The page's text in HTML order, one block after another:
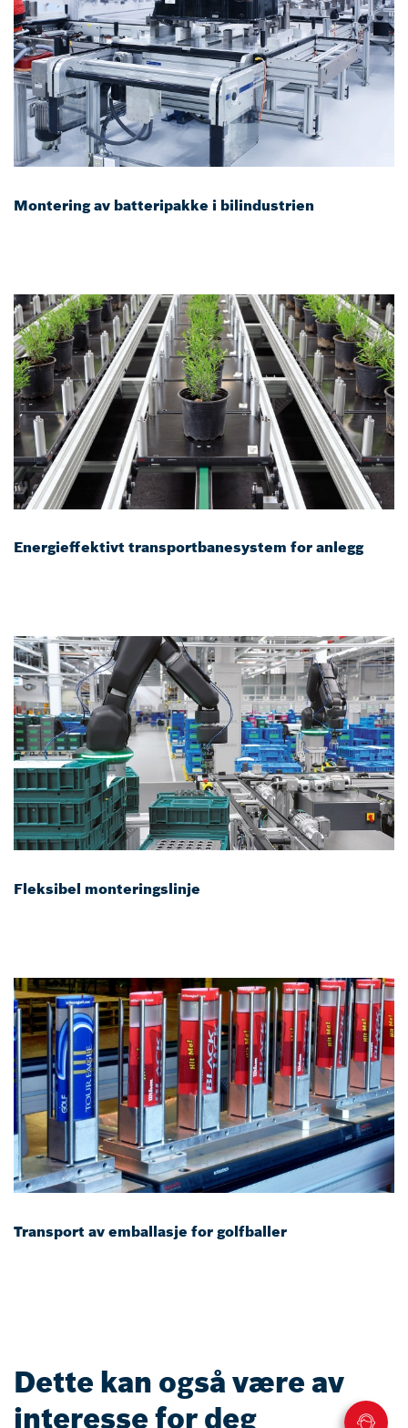
Montering av batteripakke i bilindustrien
Energieffektivt transportbanesystem for anlegg
Fleksibel monteringslinje
Transport av emballasje for golfballer
Dette kan også være av
interesse for deg